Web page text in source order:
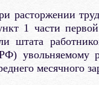
расторжении
1 части
штата
увольняемому
месячного